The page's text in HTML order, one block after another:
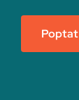
Poptat